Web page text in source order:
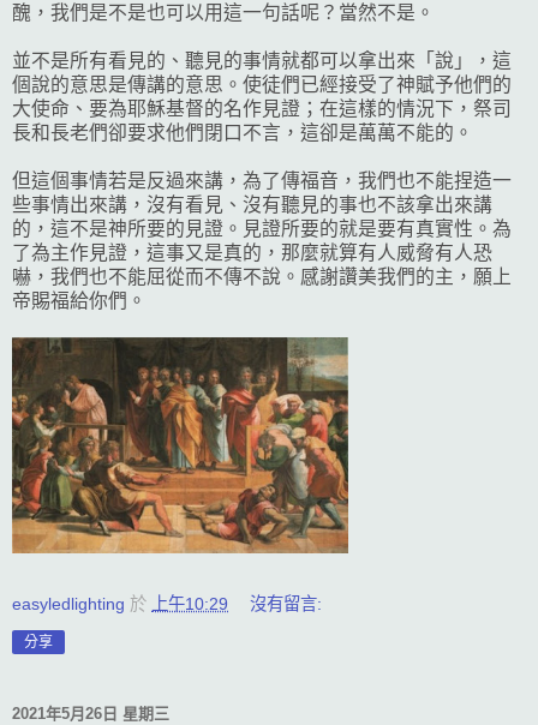
醜，我們是不是也可以用這一句話呢？當然不是。
並不是所有看見的、聽見的事情就都可以拿出來「說」，這
個說的意思是傳講的意思。使徒們已經接受了神賦予他們的
大使命、要為耶穌基督的名作見證；在這樣的情況下，祭司
長和長老們卻要求他們閉口不言，這卻是萬萬不能的。
但這個事情若是反過來講，為了傳福音，我們也不能捏造一
些事情出來講，沒有看見、沒有聽見的事也不該拿出來講
的，這不是神所要的見證。見證所要的就是要有真實性。為
了為主作見證，這事又是真的，那麼就算有人威脅有人恐
嚇，我們也不能屈從而不傳不說。感謝讚美我們的主，願上
帝賜福給你們。
easyledlighting 於 上午10:29 沒有留言:
分享
2021年5月26日 星期三